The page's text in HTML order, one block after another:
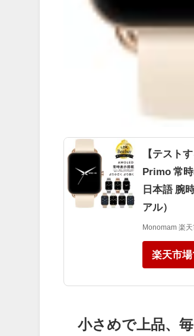
【テスト
Primo 常
日本語 腕
アル）
Monomam 楽
楽天市
小さめで上品、